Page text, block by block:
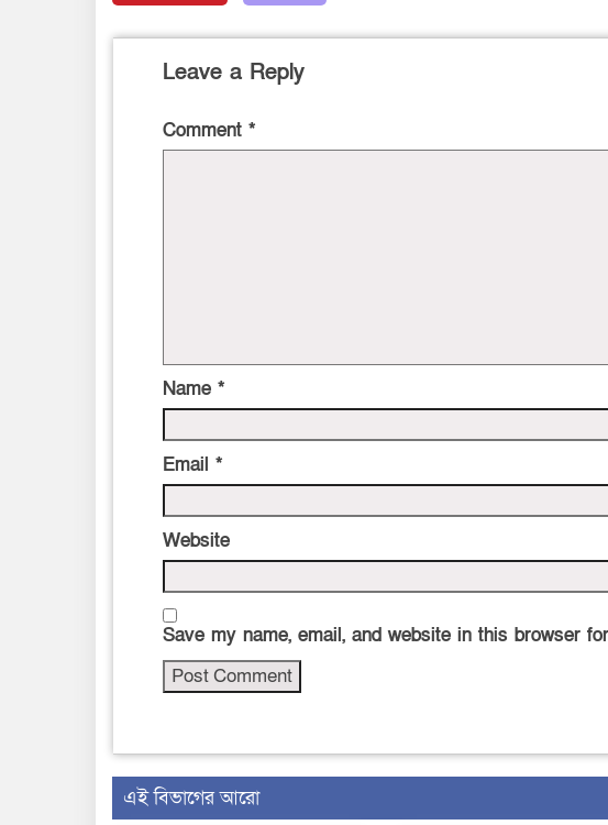
Leave a Reply
Comment *
Name *
Email *
Website
Save my name, email, and website in this browser
এই বিভাগের আরো